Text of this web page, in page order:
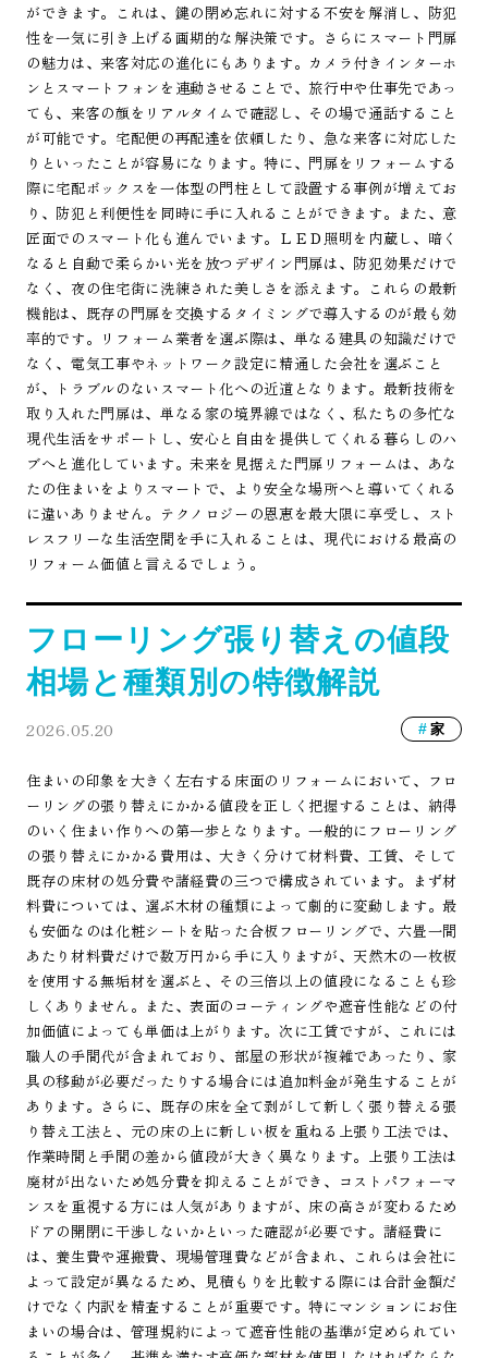
ができます。これは、鍵の閉め忘れに対する不安を解消し、防犯
性を一気に引き上げる画期的な解決策です。さらにスマート門扉
の魅力は、来客対応の進化にもあります。カメラ付きインターホ
ンとスマートフォンを連動させることで、旅行中や仕事先であっ
ても、来客の顔をリアルタイムで確認し、その場で通話すること
が可能です。宅配便の再配達を依頼したり、急な来客に対応した
りといったことが容易になります。特に、門扉をリフォームする
際に宅配ボックスを一体型の門柱として設置する事例が増えてお
り、防犯と利便性を同時に手に入れることができます。また、意
匠面でのスマート化も進んでいます。ＬＥＤ照明を内蔵し、暗く
なると自動で柔らかい光を放つデザイン門扉は、防犯効果だけで
なく、夜の住宅街に洗練された美しさを添えます。これらの最新
機能は、既存の門扉を交換するタイミングで導入するのが最も効
率的です。リフォーム業者を選ぶ際は、単なる建具の知識だけで
なく、電気工事やネットワーク設定に精通した会社を選ぶこと
が、トラブルのないスマート化への近道となります。最新技術を
取り入れた門扉は、単なる家の境界線ではなく、私たちの多忙な
現代生活をサポートし、安心と自由を提供してくれる暮らしのハ
ブへと進化しています。未来を見据えた門扉リフォームは、あな
たの住まいをよりスマートで、より安全な場所へと導いてくれる
に違いありません。テクノロジーの恩恵を最大限に享受し、スト
レスフリーな生活空間を手に入れることは、現代における最高の
リフォーム価値と言えるでしょう。
フローリング張り替えの値段
相場と種類別の特徴解説
2026.05.20 家
住まいの印象を大きく左右する床面のリフォームにおいて、フロ
ーリングの張り替えにかかる値段を正しく把握することは、納得
のいく住まい作りへの第一歩となります。一般的にフローリング
の張り替えにかかる費用は、大きく分けて材料費、工賃、そして
既存の床材の処分費や諸経費の三つで構成されています。まず材
料費については、選ぶ木材の種類によって劇的に変動します。最
も安価なのは化粧シートを貼った合板フローリングで、六畳一間
あたり材料費だけで数万円から手に入りますが、天然木の一枚板
を使用する無垢材を選ぶと、その三倍以上の値段になることも珍
しくありません。また、表面のコーティングや遮音性能などの付
加価値によっても単価は上がります。次に工賃ですが、これには
職人の手間代が含まれており、部屋の形状が複雑であったり、家
具の移動が必要だったりする場合には追加料金が発生することが
あります。さらに、既存の床を全て剥がして新しく張り替える張
り替え工法と、元の床の上に新しい板を重ねる上張り工法では、
作業時間と手間の差から値段が大きく異なります。上張り工法は
廃材が出ないため処分費を抑えることができ、コストパフォーマ
ンスを重視する方には人気がありますが、床の高さが変わるため
ドアの開閉に干渉しないかといった確認が必要です。諸経費に
は、養生費や運搬費、現場管理費などが含まれ、これらは会社に
よって設定が異なるため、見積もりを比較する際には合計金額だ
けでなく内訳を精査することが重要です。特にマンションにお住
まいの場合は、管理規約によって遮音性能の基準が定められてい